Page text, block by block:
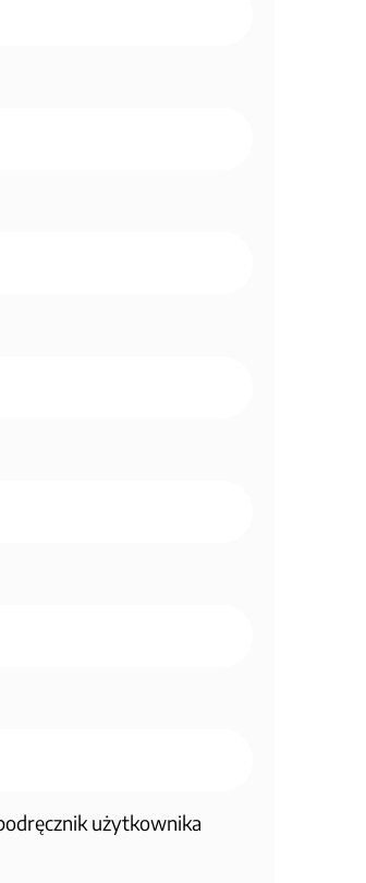
użytkownika